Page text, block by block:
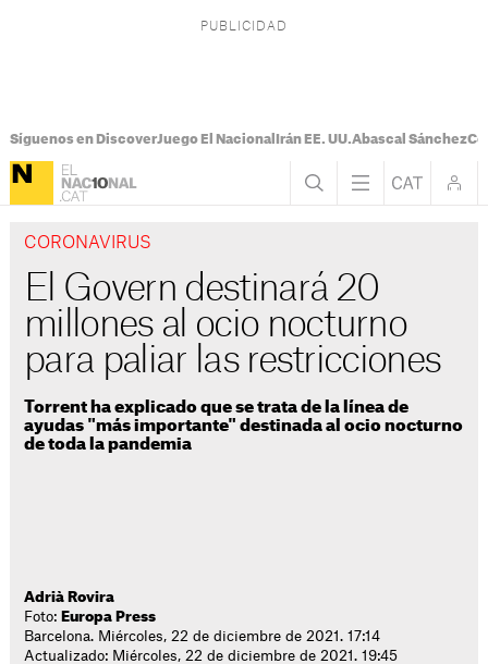
Síguenos en DiscoverJuego El Nacional Irán EE. UU.Abascal Sánchez
CORONAVIRUS
El Govern destinará 20
millones al ocio nocturno
para paliar las restricciones
Torrent ha explicado que se trata de la línea de
ayudas "más importante" destinada al ocio nocturno
de toda la pandemia
Adrià Rovira
Foto: Europa Press
Barcelona. Miércoles, 22 de diciembre de 2021. 17:14
Actualizado: Miércoles, 22 de diciembre de 2021. 19:45